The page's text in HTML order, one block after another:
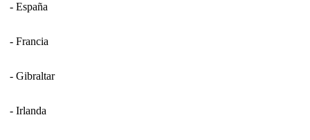
- España
- Francia
- Gibraltar
- Irlanda